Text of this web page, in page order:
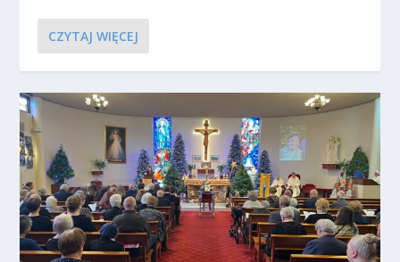
CZYTAJ WIĘCEJ